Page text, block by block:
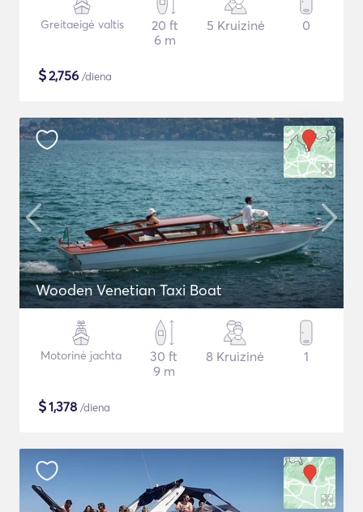
Greitaeigė valtis
20 ft
6 m
5 Kruizinė 0
$2,756 /diena
Wooden Venetian Taxi Boat
Motorinė jachta
30 ft
9 m
8 Kruizinė 1
$1,378 /diena